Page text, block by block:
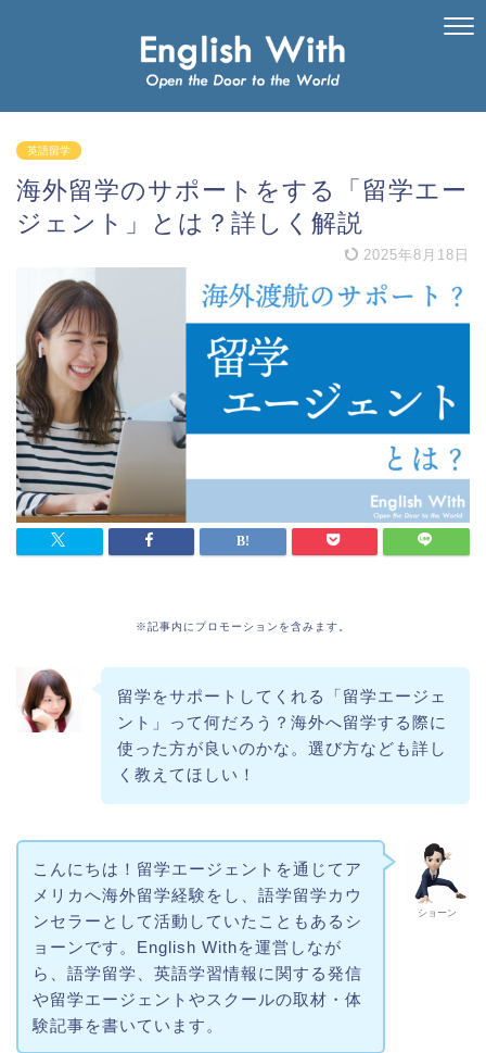
英語留学
海外留学のサポートをする「留学エー
ジェント」とは？詳しく解説
2025年8月18日
※記事内にプロモーションを含みます。
留学をサポートしてくれる「留学エージェ
ント」って何だろう？海外へ留学する際に
使った方が良いのかな。選び方なども詳し
く教えてほしい！
ショーン
こんにちは！留学エージェントを通じてア
メリカへ海外留学経験をし、語学留学カウ
ンセラーとして活動していたこともあるシ
ョーンです。English Withを運営しなが
ら、語学留学、英語学習情報に関する発信
や留学エージェントやスクールの取材・体
験記事を書いています。